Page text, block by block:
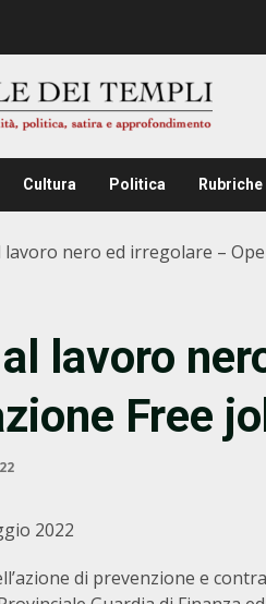
Cultura Politica Rubriche
lavoro nero ed irregolare –
lavoro
Free
2022
di prevenzione e